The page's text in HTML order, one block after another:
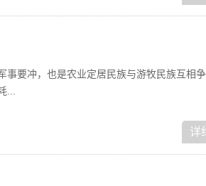
事要冲，也是农业定居民族与游牧民族互相
详